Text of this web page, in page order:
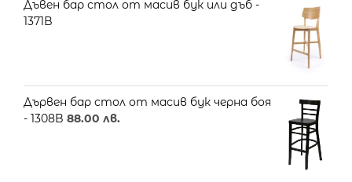
Дъвен бар стол от масив бук или дъб -
1371B
Дървен бар стол от масив бук черна боя
- 1308B 88.00 лв.